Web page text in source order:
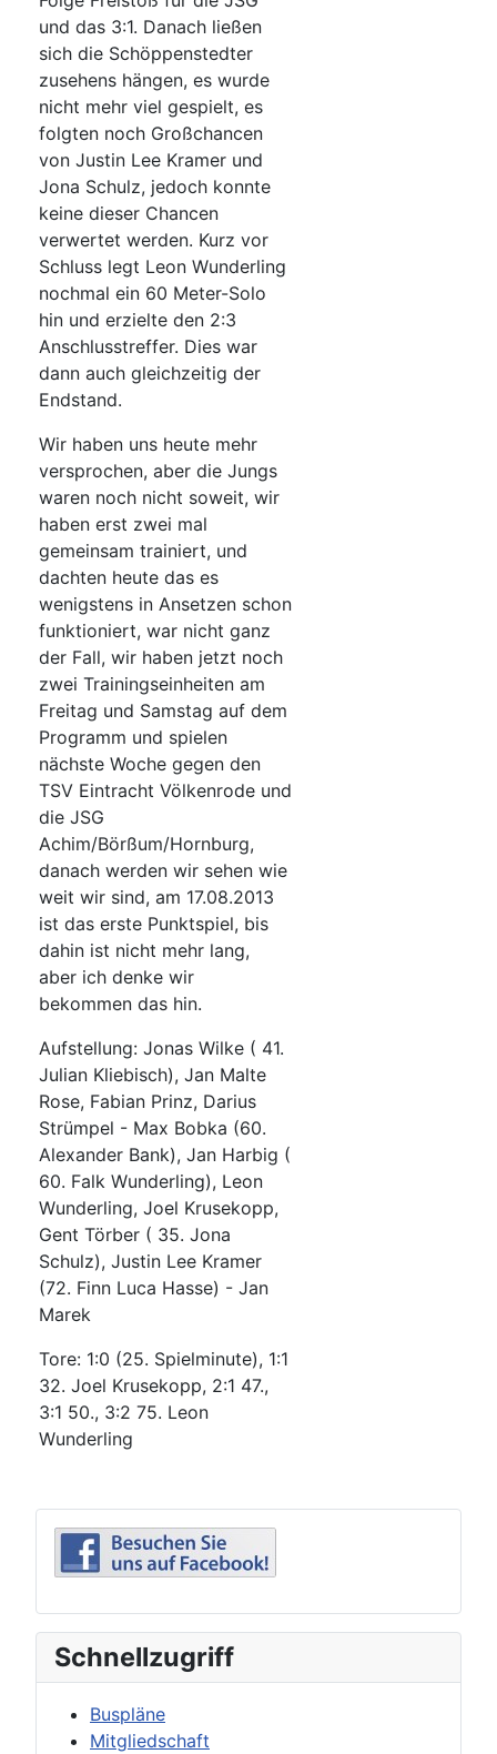
und das 3:1. Danach ließen
sich die Schöppenstedter
zusehens hängen, es wurde
nicht mehr viel gespielt, es
folgten noch Großchancen
von Justin Lee Kramer und
Jona Schulz, jedoch konnte
keine dieser Chancen
verwertet werden. Kurz vor
Schluss legt Leon Wunderling
nochmal ein 60 Meter-Solo
hin und erzielte den 2:3
Anschlusstreffer. Dies war
dann auch gleichzeitig der
Endstand.
Wir haben uns heute mehr
versprochen, aber die Jungs
waren noch nicht soweit, wir
haben erst zwei mal
gemeinsam trainiert, und
dachten heute das es
wenigstens in Ansetzen schon
funktioniert, war nicht ganz
der Fall, wir haben jetzt noch
zwei Trainingseinheiten am
Freitag und Samstag auf dem
Programm und spielen
nächste Woche gegen den
TSV Eintracht Völkenrode und
die JSG
Achim/Börßum/Hornburg,
danach werden wir sehen wie
weit wir sind, am 17.08.2013
ist das erste Punktspiel, bis
dahin ist nicht mehr lang,
aber ich denke wir
bekommen das hin.
Aufstellung: Jonas Wilke ( 41.
Julian Kliebisch), Jan Malte
Rose, Fabian Prinz, Darius
Strümpel - Max Bobka (60.
Alexander Bank), Jan Harbig (
60. Falk Wunderling), Leon
Wunderling, Joel Krusekopp,
Gent Törber ( 35. Jona
Schulz), Justin Lee Kramer
(72. Finn Luca Hasse) - Jan
Marek
Tore: 1:0 (25. Spielminute), 1:1
32. Joel Krusekopp, 2:1 47.,
3:1 50., 3:2 75. Leon
Wunderling
Schnellzugriff
Buspläne
Mitgliedschaft